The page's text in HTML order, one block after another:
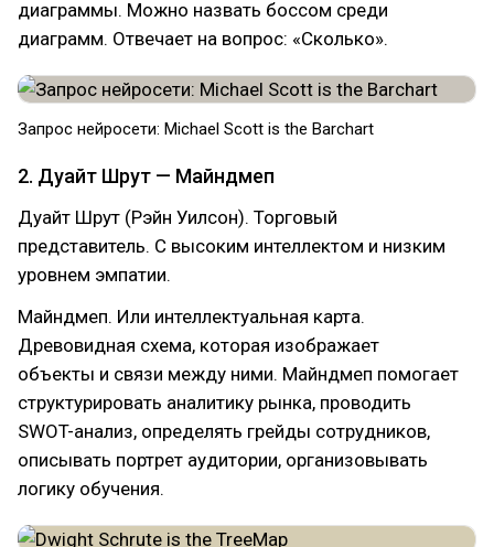
диаграммы. Можно назвать боссом среди
диаграмм. Отвечает на вопрос: «Сколько».
Запрос нейросети: Michael Scott is the Barchart
2. Дуайт Шрут — Майндмеп
Дуайт Шрут (Рэйн Уилсон). Торговый
представитель. С высоким интеллектом и низким
уровнем эмпатии.
Майндмеп. Или интеллектуальная карта.
Древовидная схема, которая изображает
объекты и связи между ними. Майндмеп помогает
структурировать аналитику рынка, проводить
SWOT-анализ, определять грейды сотрудников,
описывать портрет аудитории, организовывать
логику обучения.